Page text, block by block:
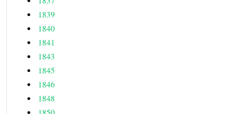
1839
1840
1841
1843
1845
1846
1848
1850